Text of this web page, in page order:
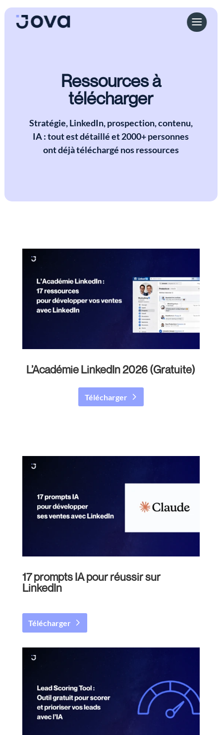
Ressources à
télécharger
Stratégie, LinkedIn, prospection, contenu,
IA : tout est détaillé et 2000+ personnes
ont déjà téléchargé nos ressources
L’Académie LinkedIn 2026 (Gratuite)
Télécharger
17 prompts IA pour réussir sur
LinkedIn
Télécharger